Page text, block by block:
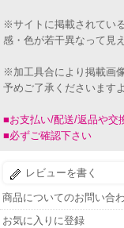
※サイトに掲載されてい
感・色が若干異なって見
※加工具合により掲載画
予めご了承くださいます
■お支払い/配送/返品や交
■必ずご確認下さい
レビューを書く
商品についてのお問い合
お気に入りに登録